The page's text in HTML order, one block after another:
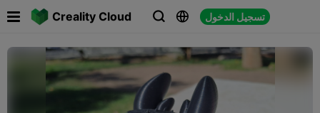
Creality Cloud   تسجيل الدخول
 